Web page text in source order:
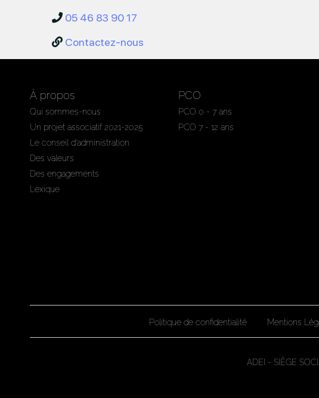
05 46 83 90 17
Contactez-nous
À propos
Qui sommes-nous
Un projet associatif 2021-2025
Le conseil d'administration
Des valeurs
Des engagements
Lexique
PCO
PCO 0 - 7 ans
PCO 7 - 12 ans
Politique de confidentialité Mentions
ADEI - SIÈGE